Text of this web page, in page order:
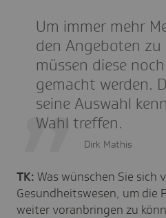
Um immer mehr
den Angeboten zu
müssen diese
gemacht werden.
seine Auswahl
Wahl treffen.
Dirk Mathis
TK: Was wünschen Sie sich
Gesundheitswesen, um die
weiter voranbringen zu